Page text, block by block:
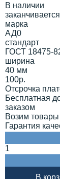
В наличии
заканчивается
марка
АД0
стандарт
ГОСТ 18475-
ширина
40 мм
100р.
Отсрочка
Бесплатная
заказом
Возим
Гарантия
1
В